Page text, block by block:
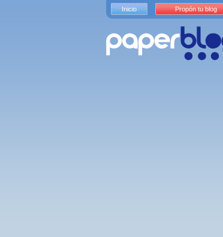
Inicio Propón tu blog